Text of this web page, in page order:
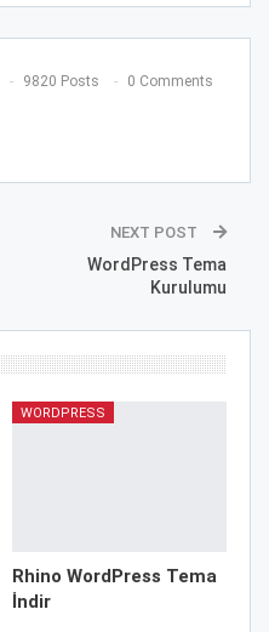
9820 Posts 0 Comments
NEXT POST
WordPress Tema
Kurulumu
WORDPRESS
Rhino WordPress Tema
İndir